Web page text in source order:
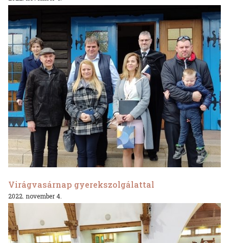
Virágvasárnap gyerekszolgálattal
2022. november 4.